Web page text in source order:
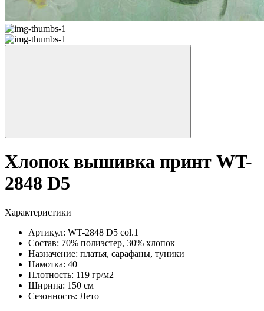
Хлопок вышивка принт WT-
2848 D5
Характеристики
Артикул: WT-2848 D5 col.1
Состав: 70% полиэстер, 30% хлопок
Назначение: платья, сарафаны, туники
Намотка: 40
Плотность: 119 гр/м2
Ширина: 150 см
Сезонность: Лето